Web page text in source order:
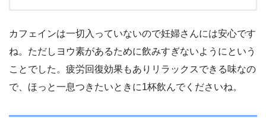
カフェインは一切入っていないので妊婦さんには安心です
ね。ただしヨウ素があるために飲みすぎないようにという
ことでした。疲労回復効果もありリラックスできる味なの
で、ほっと一息つきたいときに1杯飲んでくださいね。